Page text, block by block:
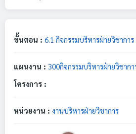
ขั้นตอน : 6.1 กิจกรรมบริหารฝ่ายวิชาการ
แผนงาน : 300กิจกรรมบริหารฝ่ายวิชากา
โครงการ :
หน่วยงาน : งานบริหารฝ่ายวิชาการ